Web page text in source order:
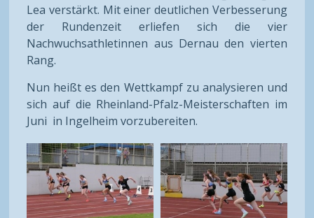
Lea verstärkt. Mit einer deutlichen Verbesserung
der Rundenzeit erliefen sich die vier
Nachwuchsathletinnen aus Dernau den vierten
Rang.
Nun heißt es den Wettkampf zu analysieren und
sich auf die Rheinland-Pfalz-Meisterschaften im
Juni in Ingelheim vorzubereiten.